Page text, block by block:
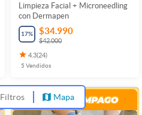
Limpieza Facial + Microneedling
con Dermapen
17% $34.990
$42.000
4.3(24)
5 Vendidos
Filtros Mapa